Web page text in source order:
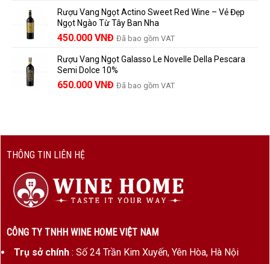
là:
1.529.000 VNĐ.
tại
là:
1.390.000 VNĐ.
Rượu Vang Ngọt Actino Sweet Red Wine – Vẻ Đẹp
Ngọt Ngào Từ Tây Ban Nha
450.000 VNĐ Đã bao gồm VAT
Rượu Vang Ngọt Galasso Le Novelle Della Pescara
Semi Dolce 10%
650.000 VNĐ Đã bao gồm VAT
THÔNG TIN LIÊN HỆ
CÔNG TY TNHH WINE HOME VIỆT NAM
Trụ sở chính: Số 24 Trần Kim Xuyến, Yên Hòa, Hà Nội